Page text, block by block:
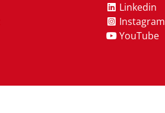
Linkedin
Instagram
YouTube